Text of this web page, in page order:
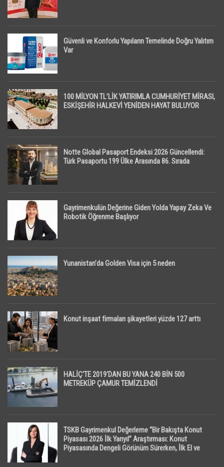
Güvenli ve Konforlu Yapıların Temelinde Doğru Yalıtım
Var
100 MİLYON TL’LİK YATIRIMLA CUMHURİYET MİRASI,
ESKİŞEHİR HALKEVİ YENİDEN HAYAT BULUYOR
Notte Global Pasaport Endeksi 2026 Güncellendi:
Türk Pasaportu 199 Ülke Arasında 86. Sırada
Gayrimenkulün Değerine Giden Yolda Yapay Zeka Ve
Robotik Öğrenme Başlıyor
Yunanistan’da Golden Visa için 5 neden
Konut inşaat firmaları şikayetleri yüzde 127 arttı
HALİÇ’TE 2019’DAN BU YANA 240 BİN 500
METREKÜP ÇAMUR TEMİZLENDİ
TSKB Gayrimenkul Değerleme “Bir Bakışta Konut
Piyasası 2026 İlk Yarıyıl” Araştırması: Konut
Piyasasında Dengeli Görünüm Sürerken, İlk El ve